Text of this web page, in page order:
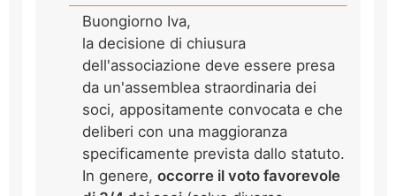
Buongiorno Iva,
la decisione di chiusura
dell'associazione deve essere presa
da un'assemblea straordinaria dei
soci, appositamente convocata e che
deliberi con una maggioranza
specificamente prevista dallo statuto.
In genere, occorre il voto favorevole